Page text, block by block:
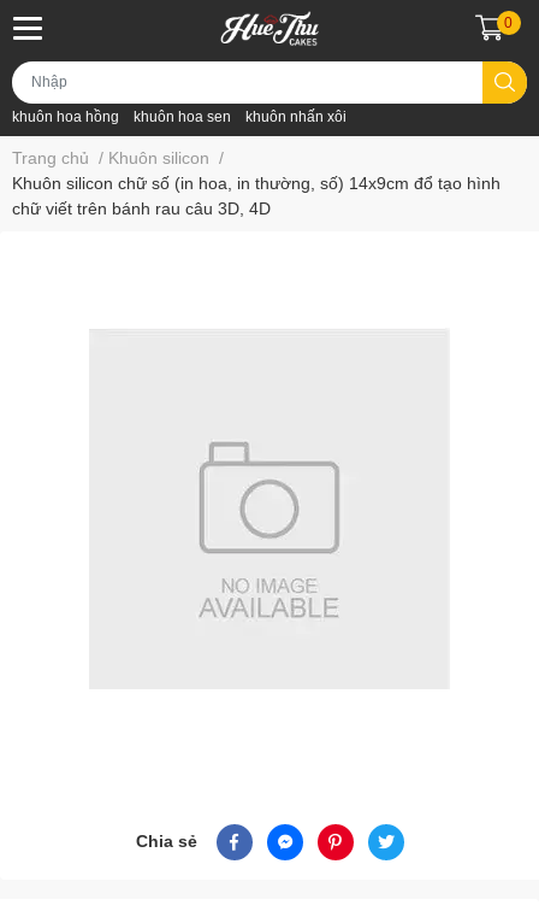
khuôn hoa hồng khuôn hoa sen khuôn nhấn xôi
0
Trang chủ / Khuôn silicon /
Khuôn silicon chữ số (in hoa, in thường, số) 14x9cm đổ tạo hình
chữ viết trên bánh rau câu 3D, 4D
Chia sẻ